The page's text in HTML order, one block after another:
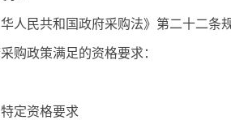
人民共和国政府采购法》第二十二条
购政策满足的资格要求：
定资格要求